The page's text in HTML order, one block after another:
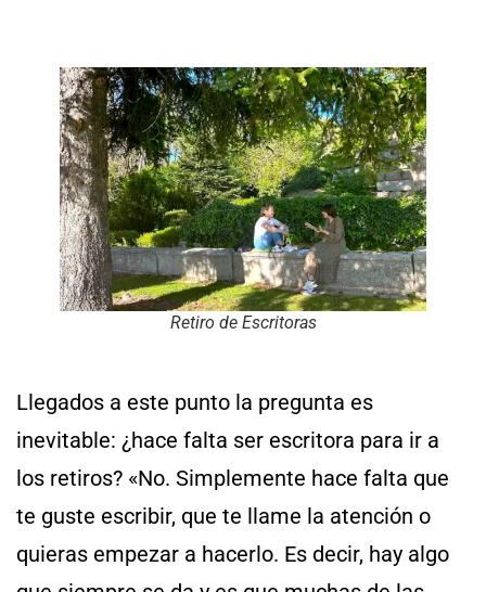
Retiro de Escritoras
Llegados a este punto la pregunta es
inevitable: ¿hace falta ser escritora para ir a
los retiros? «No. Simplemente hace falta que
te guste escribir, que te llame la atención o
quieras empezar a hacerlo. Es decir, hay algo